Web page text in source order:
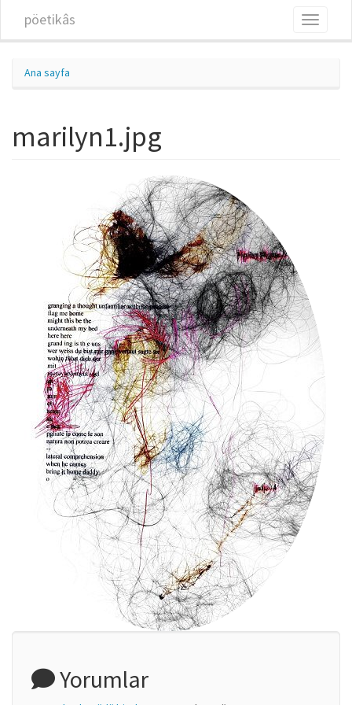
pöetikâs
Toggle
Ana sayfa
marilyn1.jpg
Yorumlar